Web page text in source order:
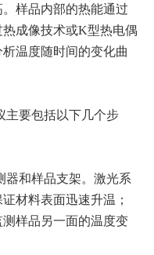
样品内部的热能通过
成像技术或K型热电偶
温度随时间的变化曲
主要包括以下几个步
器和样品支架。激光系
材料表面迅速升温；
样品另一面的温度变